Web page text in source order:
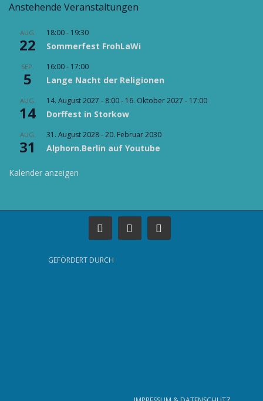
Anstehende Veranstaltungen
AUG.
22
18:00- 19:30
Sommerfest FrohLaWi
SEP.
5
16:00- 17:00
Lange Nacht der Religionen
AUG.
14
14. August 2027 - 8:00- 16. Oktober 2027 - 17:00
Dorffest in Storkow
AUG.
31
31. August 2028-20. Februar 2030
Alphorn.Berlin auf Youtube
Kalender anzeigen
GEFÖRDERT DURCH